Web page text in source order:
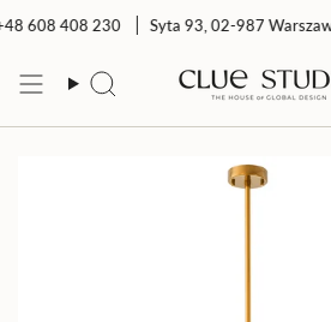
do608 408 230 Syta 93, 02-987 Warszawa
Szukaj